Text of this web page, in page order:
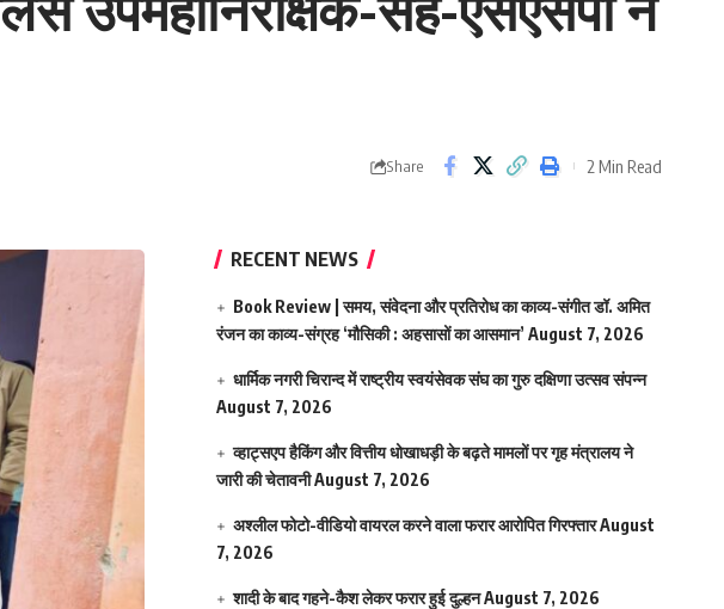
Share 2 Min Read
RECENT NEWS
Book Review | समय, संवेदना और प्रतिरोध का काव्य-संगीत डॉ. अमित
रंजन का काव्य-संग्रह ‘मौसिकी : अहसासों का आसमान’ August 7, 2026
धार्मिक नगरी चिरान्द में राष्ट्रीय स्वयंसेवक संघ का गुरु दक्षिणा उत्सव संपन्न
August 7, 2026
व्हाट्सएप हैकिंग और वित्तीय धोखाधड़ी के बढ़ते मामलों पर गृह मंत्रालय ने
जारी की चेतावनीAugust 7, 2026
अश्लील फोटो-वीडियो वायरल करने वाला फरार आरोपित गिरफ्तारAugust
7, 2026
शादी के बाद गहने-कैश लेकर फरार हुई दुल्हनAugust 7, 2026